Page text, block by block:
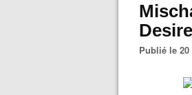
Publié le